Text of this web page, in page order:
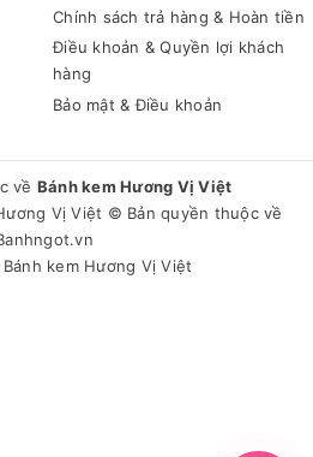
Chính sách trả hàng & Hoàn tiền
Điều khoản & Quyền lợi khách
hàng
Bảo mật & Điều khoản
về Bánh kem Hương Vị Việt
Vị Việt © Bản quyền thuộc về
Bánh kem Hương Vị Việt